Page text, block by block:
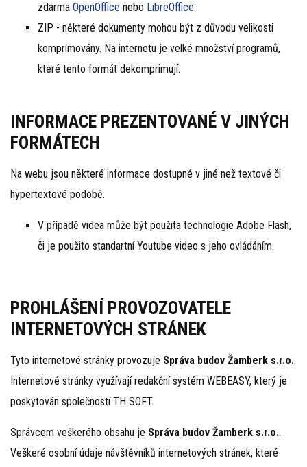
zdarma OpenOffice nebo LibreOffice.
ZIP - některé dokumenty mohou být z důvodu velikosti
komprimovány. Na internetu je velké množství programů,
které tento formát dekomprimují.
INFORMACE PREZENTOVANÉ V JINÝCH
FORMÁTECH
Na webu jsou některé informace dostupné v jiné než textové či
hypertextové podobě.
V případě videa může být použita technologie Adobe Flash,
či je použito standartní Youtube video s jeho ovládáním.
PROHLÁŠENÍ PROVOZOVATELE
INTERNETOVÝCH STRÁNEK
Tyto internetové stránky provozuje Správa budov Žamberk s.r.o..
Internetové stránky využívají redakční systém WEBEASY, který je
poskytován společností TH SOFT.
Správcem veškerého obsahu je Správa budov Žamberk s.r.o..
Veškeré osobní údaje návštěvníků internetových stránek, které